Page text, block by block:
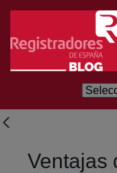
Skip to Main Content
Ventajas